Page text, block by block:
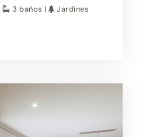
3 baños |
Jardines